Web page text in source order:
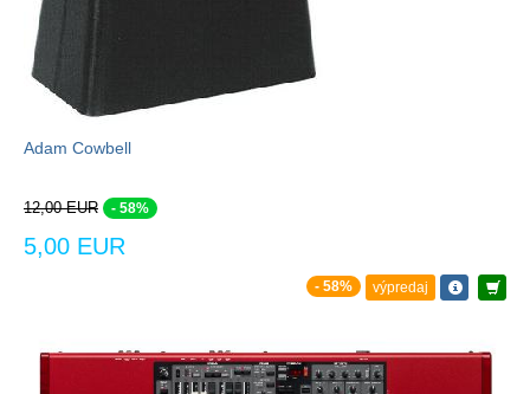
Adam Cowbell
12,00 EUR - 58%
5,00 EUR
- 58% výpredaj